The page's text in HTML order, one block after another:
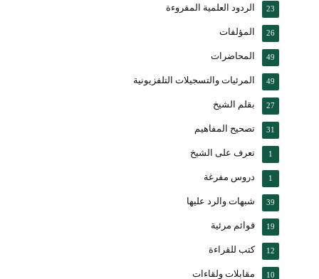
الردود العلمية المقروءة 23
المؤلفات 26
المحاضرات 49
المرئيات والتسجيلات التلفزيونية 49
بقلم الشيخ 27
تصحيح المفاهيم 31
تعرف على الشيخ 1
دروس مفرغة 1
شبهات والرد عليها 39
قوائم مرئية 19
كتب للقراءة 12
مقابلات ولقاءات 10